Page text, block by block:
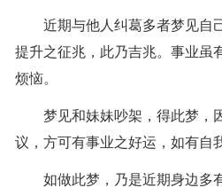
近期与他人纠葛多者梦见自
提升之征兆，此乃吉兆。事业虽
烦恼。
梦见和妹妹吵架，得此梦，
议，方可有事业之好运，如有自
如做此梦，乃是近期身边多